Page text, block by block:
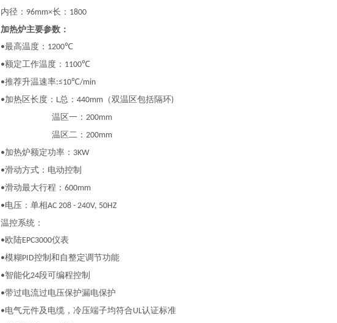
内径： 96mm×长： 1800
加热炉主要参数：
•最高温度： 1200℃
•额定工作温度： 1100℃
•推荐升温速率:≤10℃/min
•加热区长度： L总： 440mm（双温区包括隔环)
温区一： 200mm
温区二： 200mm
•加热炉额定功率： 3KW
•滑动方式：电动控制
•滑动最大行程： 600mm
•电压：单相AC 208 - 240V, 50HZ
温控系统：
• 欧陆EPC3000仪表
•模糊PID控制和自整定调节功能
•智能化24段可编程控制
•带过电流过电压保护漏电保护
•电气元件及电缆，冷压端子均符合UL认证标准